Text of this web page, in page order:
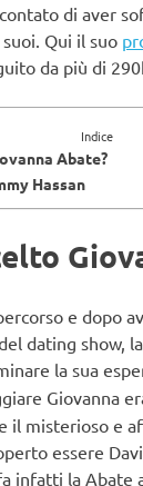
di aver
Qui il suo
da più di
Indice
Abate?
Hassan
e dopo
dating show,
la sua
Giovanna
il misterioso e
essere
infatti la Abate